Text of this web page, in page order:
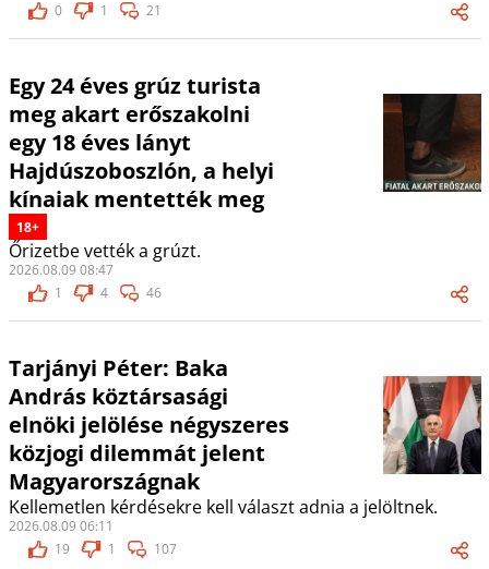
0
1 21
Egy 24 éves grúz turista
meg akart erőszakolni
egy 18 éves lányt
Hajdúszoboszlón, a helyi
kínaiak mentették meg
18+
Őrizetbe vették a grúzt.
2026.08.09 08:47
1
4 46
Tarjányi Péter: Baka
András köztársasági
elnöki jelölése négyszeres
közjogi dilemmát jelent
Magyarországnak
Kellemetlen kérdésekre kell választ adnia a jelöltnek.
2026.08.09 06:11
19
1 107